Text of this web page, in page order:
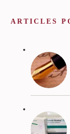
ARTICLES